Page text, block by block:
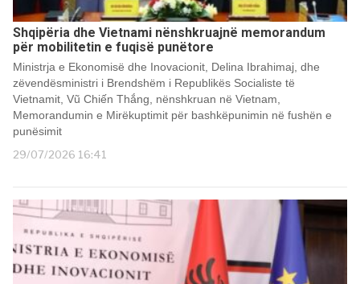
Shqipëria dhe Vietnami nënshkruajnë memorandum
për mobilitetin e fuqisë punëtore
Ministrja e Ekonomisë dhe Inovacionit, Delina Ibrahimaj, dhe
zëvendësministri i Brendshëm i Republikës Socialiste të
Vietnamit, Vũ Chiến Thắng, nënshkruan në Vietnam,
Memorandumin e Mirëkuptimit për bashkëpunimin në fushën e
punësimit
29/07/2026 16:41